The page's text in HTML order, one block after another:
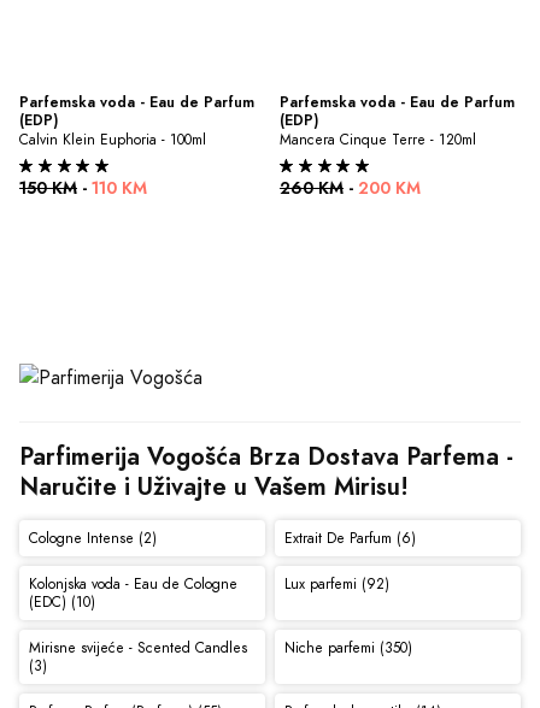
Parfemska voda - Eau de Parfum
(EDP)
Calvin Klein Euphoria - 100ml
150 KM - 110 KM
Parfemska voda - Eau de Parfum
(EDP)
Mancera Cinque Terre - 120ml
260 KM - 200 KM
Parfimerija Vogošća Brza Dostava Parfema -
Naručite i Uživajte u Vašem Mirisu!
Cologne Intense (2) Extrait De Parfum (6)
Kolonjska voda - Eau de Cologne
(EDC) (10)
Lux parfemi (92)
Mirisne svijeće - Scented Candles
(3)
Niche parfemi (350)